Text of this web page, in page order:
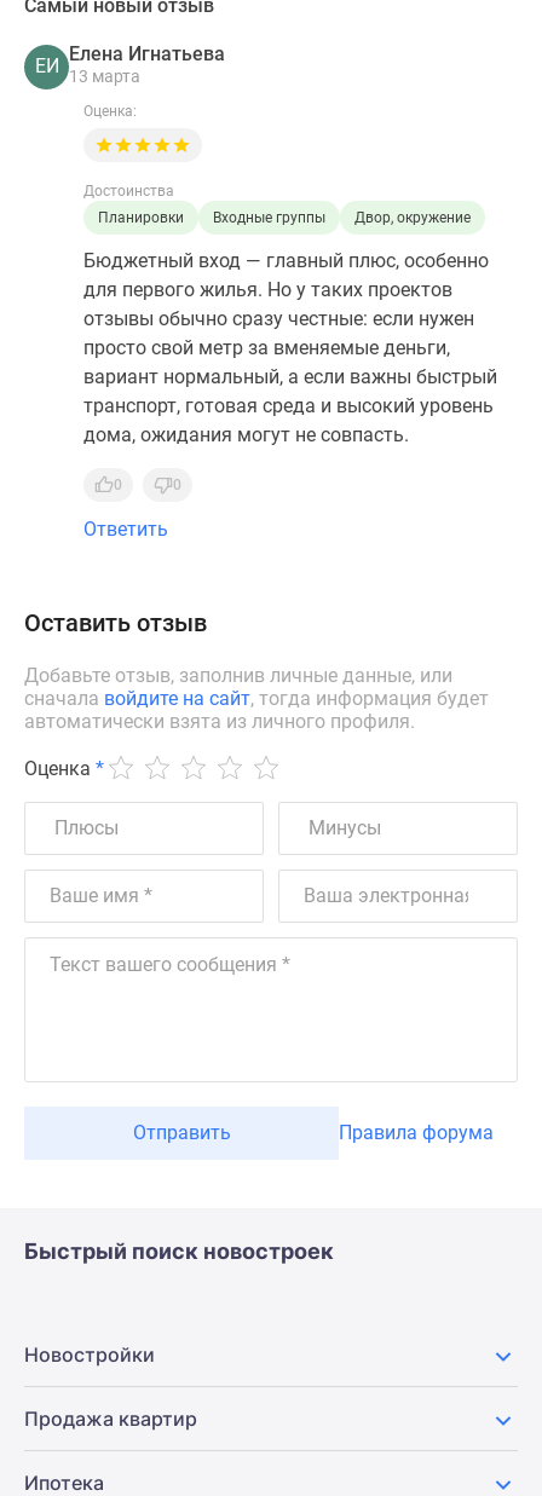
Самый новый отзыв
ЕИ
Елена Игнатьева
13 марта
Оценка:
Достоинства
Планировки
Входные группы Двор, окружение
Бюджетный вход — главный плюс, особенно
для первого жилья. Но у таких проектов
отзывы обычно сразу честные: если нужен
просто свой метр за вменяемые деньги,
вариант нормальный, а если важны быстрый
транспорт, готовая среда и высокий уровень
дома, ожидания могут не совпасть.
0 0
Ответить
Оставить отзыв
Добавьте отзыв, заполнив личные данные, или
сначала войдите на сайт, тогда информация будет
автоматически взята из личного профиля.
Оценка *
Отправить Правила форума
Быстрый поиск новостроек
Новостройки
Продажа квартир
Ипотека